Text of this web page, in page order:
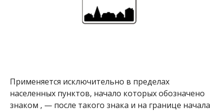
Применяется исключительно в пределах
населенных пунктов, начало которых обозначено
знаком , — после такого знака и на границе начала